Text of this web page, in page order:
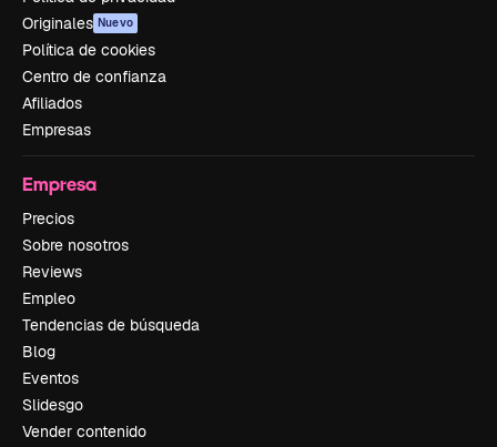
Originales Nuevo
Política de cookies
Centro de confianza
Afiliados
Empresas
Empresa
Precios
Sobre nosotros
Reviews
Empleo
Tendencias de búsqueda
Blog
Eventos
Slidesgo
Vender contenido